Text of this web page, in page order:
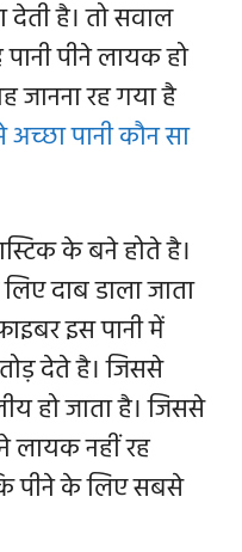
है। तो सवाल
पीने लायक हो
जानना रह गया है
पानी कौन सा
के बने होते है।
दाब डाला जाता
इस पानी में
देते है। जिससे
हो जाता है। जिससे
लायक नहीं रह
पीने के लिए सबसे